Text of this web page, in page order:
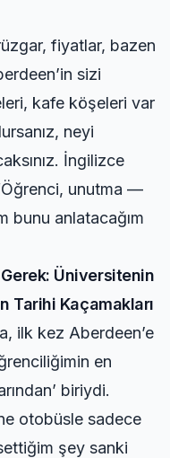
fiyatlar, bazen
sizi
kafe köşeleri var
neyi
İngilizce
unutma —
bunu anlatacağım
Üniversitenin
Tarihi Kaçamakları
ilk kez Aberdeen’e
en
biriydi.
otobüsle sadece
şey sanki